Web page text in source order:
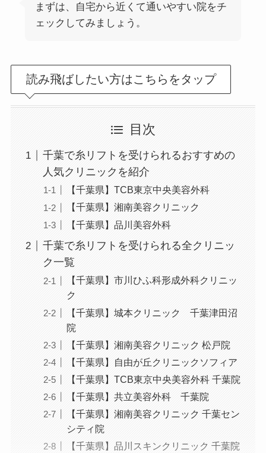
まずは、自宅から近くて通いやすい院をチ
ェックしてみましょう。
読み飛ばしたい方はこちらをタップ
目次
千葉で糸リフトを受けられるおすすめの
人気クリニックを紹介
【千葉県】TCB東京中央美容外科
【千葉県】湘南美容クリニック
【千葉県】品川美容外科
千葉で糸リフトを受けられる全クリニッ
ク一覧
【千葉県】市川ひふ科形成外科クリニッ
ク
【千葉県】城本クリニック 千葉津田沼
院
【千葉県】湘南美容クリニック 松戸院
【千葉県】自由が丘クリニックソフィア
【千葉県】TCB東京中央美容外科 千葉院
【千葉県】共立美容外科 千葉院
【千葉県】湘南美容クリニック 千葉セン
シティ院
【千葉県】品川スキンクリニック 千葉院